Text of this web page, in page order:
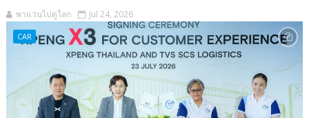
พาแว่นไปดูโลก Jul 24, 2026
CAR